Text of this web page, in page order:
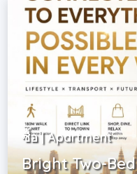
ซื้อ | Apartment
Bright Two-